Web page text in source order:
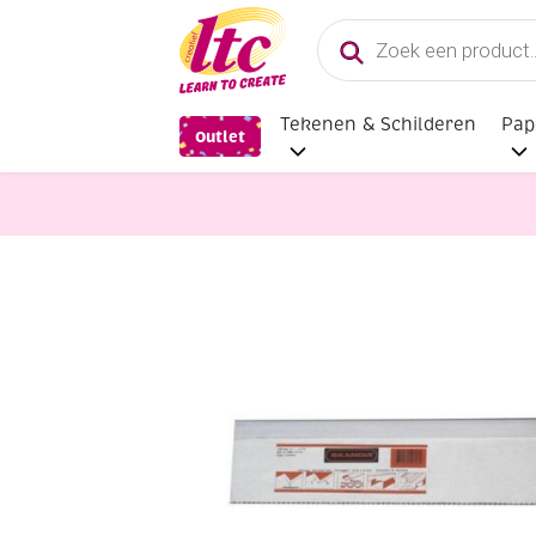
Producten
zoeken
Outlet
Tekenen & Schilderen